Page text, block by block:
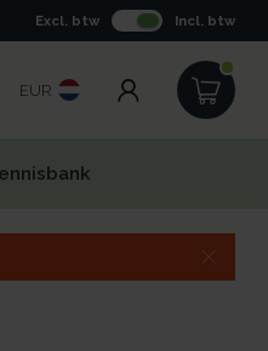
Excl. btw Incl. btw
EUR